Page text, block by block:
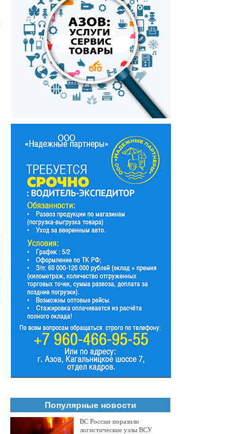
Популярные новости
ВС России поразили
логистические узлы ВСУ